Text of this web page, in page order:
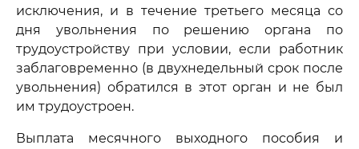
исключения, и в течение третьего месяца со
дня увольнения по решению органа по
трудоустройству при условии, если работник
заблаговременно (в двухнедельный срок после
увольнения) обратился в этот орган и не был
им трудоустроен.
Выплата месячного выходного пособия и